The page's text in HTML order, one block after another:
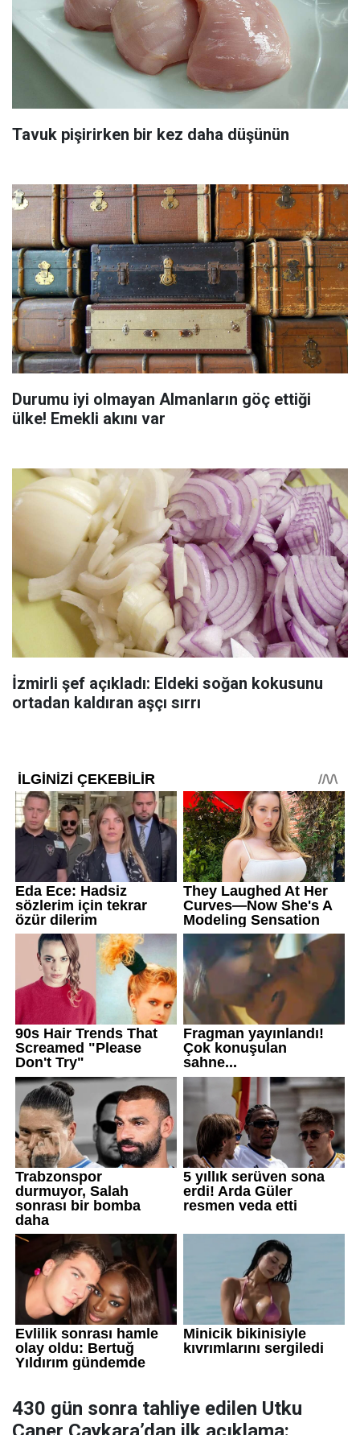
Tavuk pişirirken bir kez daha düşünün
Durumu iyi olmayan Almanların göç ettiği
ülke! Emekli akını var
İzmirli şef açıkladı: Eldeki soğan kokusunu
ortadan kaldıran aşçı sırrı
430 gün sonra tahliye edilen Utku